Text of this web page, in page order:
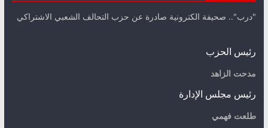
"درب".. صحيفة الكترونية صادرة عن حزب التحالف الشعبي الاشتراكي
رئيس الحزب
مدحت الزاهد
رئيس مجلس الإدارة
طلعت فهمي